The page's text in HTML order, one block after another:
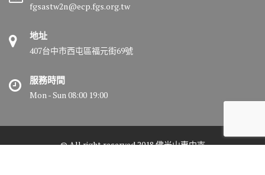
fgsastw2n@ecp.fgs.org.tw
地址
407台中市西屯區福元街69號
服務時間
Mon - Sun 08:00 19:00
© All right reserved 2018 佛光山惠中寺